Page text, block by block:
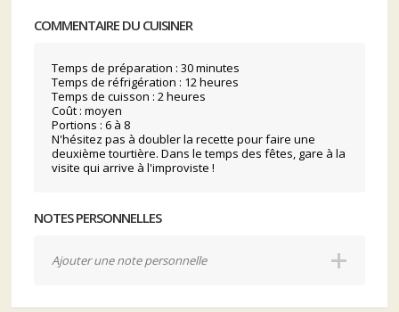
COMMENTAIRE DU CUISINER
Temps de préparation : 30 minutes
Temps de réfrigération : 12 heures
Temps de cuisson : 2 heures
Coût : moyen
Portions : 6 à 8
N'hésitez pas à doubler la recette pour faire une
deuxième tourtière. Dans le temps des fêtes, gare à la
visite qui arrive à l'improviste !
NOTES PERSONNELLES
Ajouter une note personnelle